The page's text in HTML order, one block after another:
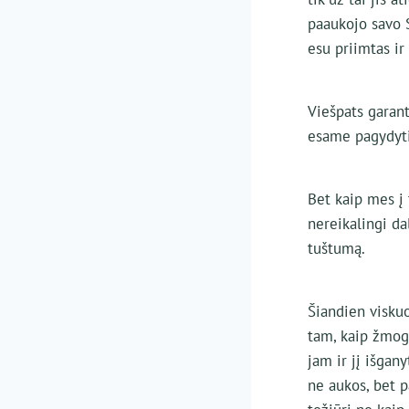
paaukojo
esu priimtas ir
Viešpats
esame
Bet kaip mes į
nereikalingi
tuštumą.
Šiandien
tam, kaip
jam ir jį
ne aukos, bet